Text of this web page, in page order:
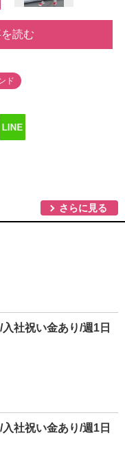
読む
ド
さらに見る
社祝い金あり/週1日
社祝い金あり/週1日